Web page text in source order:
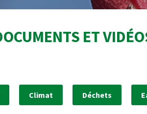
ET
Climat Déchets